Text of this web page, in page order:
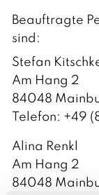
Beauftragte
sind:
Stefan
Am Hang 2
84048
Telefon: +49
Alina Renkl
Am Hang 2
84048